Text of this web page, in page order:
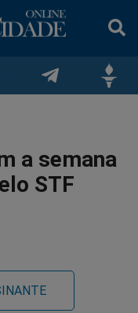
no
no
a semana
STF